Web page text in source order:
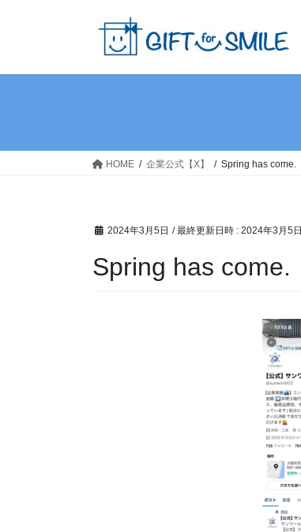
HOME 企業公式【X】 Spring has come.
2024年3月5日 / 最終更新日時 : 2024年3月5日
Spring has come.